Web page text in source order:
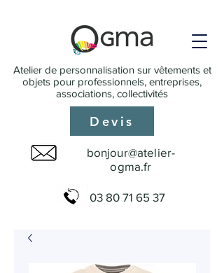
Atelier de personnalisation sur vêtements et
objets pour professionnels, entreprises,
associations, collectivités
bonjour@atelier-
ogma.fr
03 80 71 65 37
Devis